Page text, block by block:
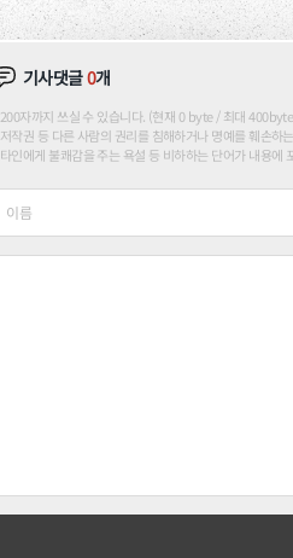
기사댓글0개
200자까지 쓰실 수 있습니다. (현재 0 byte / 최대
저작권 등 다른 사람의 권리를 침해하거나 명예를 훼손하
타인에게 불쾌감을 주는 욕설 등 비하하는 단어가 내용에